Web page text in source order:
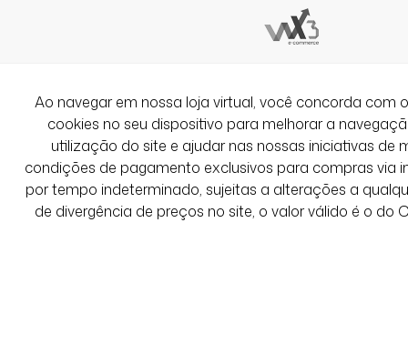
Ao navegar em nossa loja virtual, você concorda com
cookies no seu dispositivo para melhorar a
utilização do site e ajudar nas nossas iniciativas de
condições de pagamento exclusivos para compras via
por tempo indeterminado, sujeitas a alterações a
de divergência de preços no site, o valor válido é o do